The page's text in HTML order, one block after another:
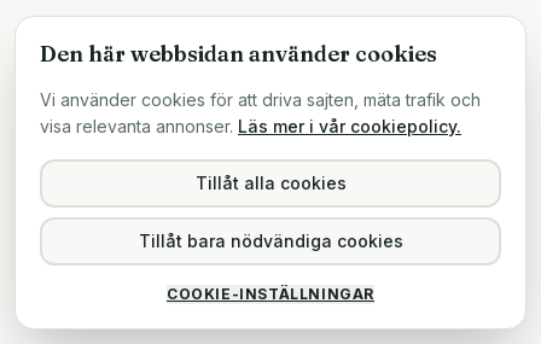
Den här webbsidan använder cookies
Vi använder cookies för att driva sajten, mäta trafik och
visa relevanta annonser. Läs mer i vår cookiepolicy.
Tillåt alla cookies
Tillåt bara nödvändiga cookies
COOKIE-INSTÄLLNINGAR